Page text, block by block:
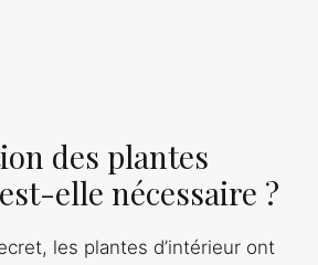
des plantes
elle nécessaire ?
les plantes d’intérieur ont